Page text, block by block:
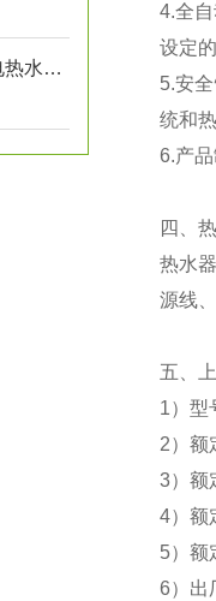
一键启动，快速加热！75千瓦电热水炉打造高效热水解决方案！
4.全
设定
5.安
统和
6.产
四、
热水
源线
五、
1）型
2）额
3）额
4）额
5）额
6）出